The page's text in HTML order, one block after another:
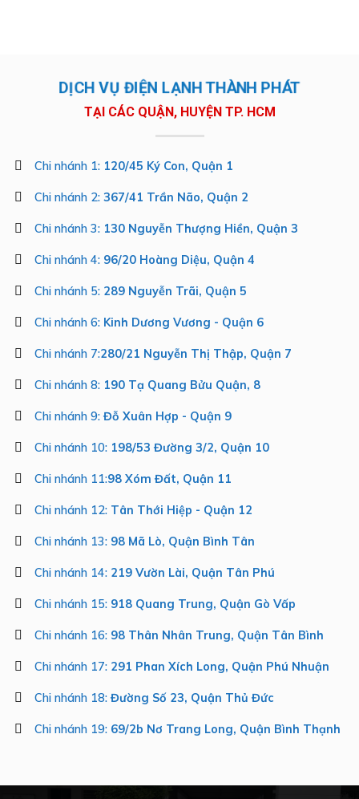
DỊCH VỤ ĐIỆN LẠNH THÀNH PHÁT
TẠI CÁC QUẬN, HUYỆN TP. HCM
Chi nhánh 1: 120/45 Ký Con, Quận 1
Chi nhánh 2: 367/41 Trần Não, Quận 2
Chi nhánh 3: 130 Nguyễn Thượng Hiền, Quận 3
Chi nhánh 4: 96/20 Hoàng Diệu, Quận 4
Chi nhánh 5: 289 Nguyễn Trãi, Quận 5
Chi nhánh 6: Kinh Dương Vương - Quận 6
Chi nhánh 7:280/21 Nguyễn Thị Thập, Quận 7
Chi nhánh 8: 190 Tạ Quang Bửu Quận, 8
Chi nhánh 9: Đỗ Xuân Hợp - Quận 9
Chi nhánh 10: 198/53 Đường 3/2, Quận 10
Chi nhánh 11:98 Xóm Đất, Quận 11
Chi nhánh 12: Tân Thới Hiệp - Quận 12
Chi nhánh 13: 98 Mã Lò, Quận Bình Tân
Chi nhánh 14: 219 Vườn Lài, Quận Tân Phú
Chi nhánh 15: 918 Quang Trung, Quận Gò Vấp
Chi nhánh 16: 98 Thân Nhân Trung, Quận Tân Bình
Chi nhánh 17: 291 Phan Xích Long, Quận Phú Nhuận
Chi nhánh 18: Đường Số 23, Quận Thủ Đức
Chi nhánh 19: 69/2b Nơ Trang Long, Quận Bình Thạnh